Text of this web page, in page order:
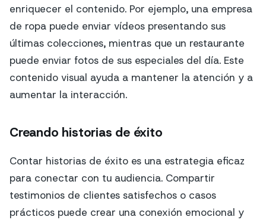
enriquecer el contenido. Por ejemplo, una empresa
de ropa puede enviar vídeos presentando sus
últimas colecciones, mientras que un restaurante
puede enviar fotos de sus especiales del día. Este
contenido visual ayuda a mantener la atención y a
aumentar la interacción.
Creando historias de éxito
Contar historias de éxito es una estrategia eficaz
para conectar con tu audiencia. Compartir
testimonios de clientes satisfechos o casos
prácticos puede crear una conexión emocional y